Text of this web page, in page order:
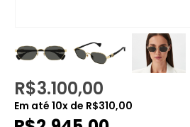
R$3.100,00
Em até 10x de R$310,00